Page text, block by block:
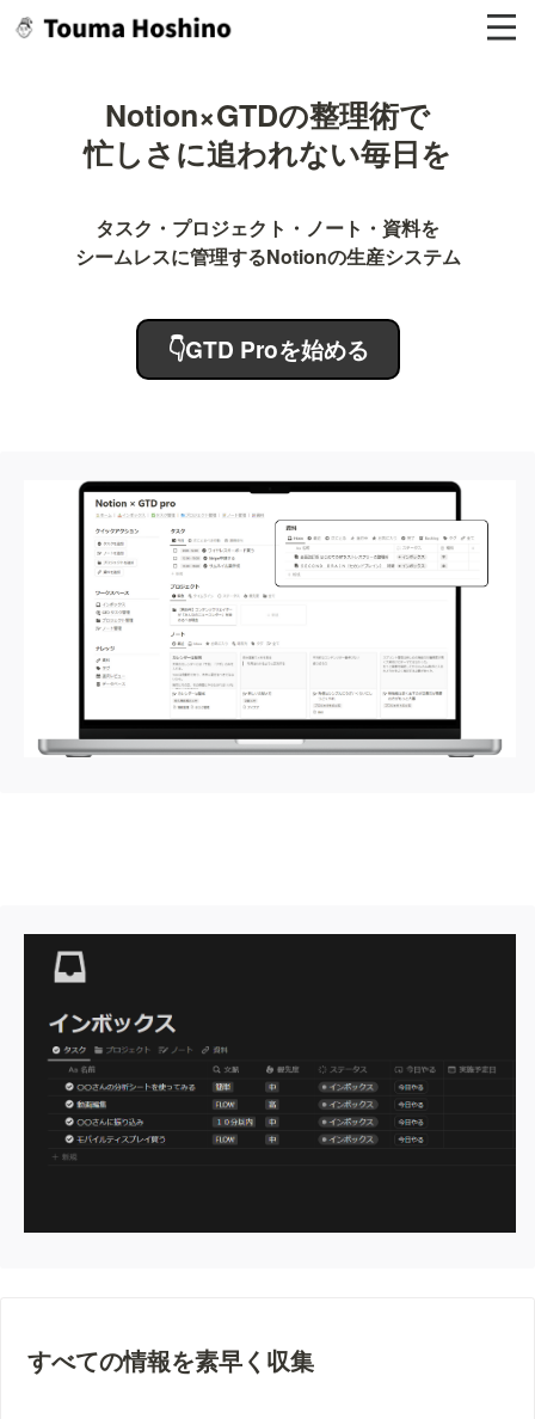
Notion×GTDの整理術で
忙しさに追われない毎日を
タスク・プロジェクト・ノート・資料を
シームレスに管理するNotionの生産システム
👇GTD Proを始める
すべての情報を素早く収集